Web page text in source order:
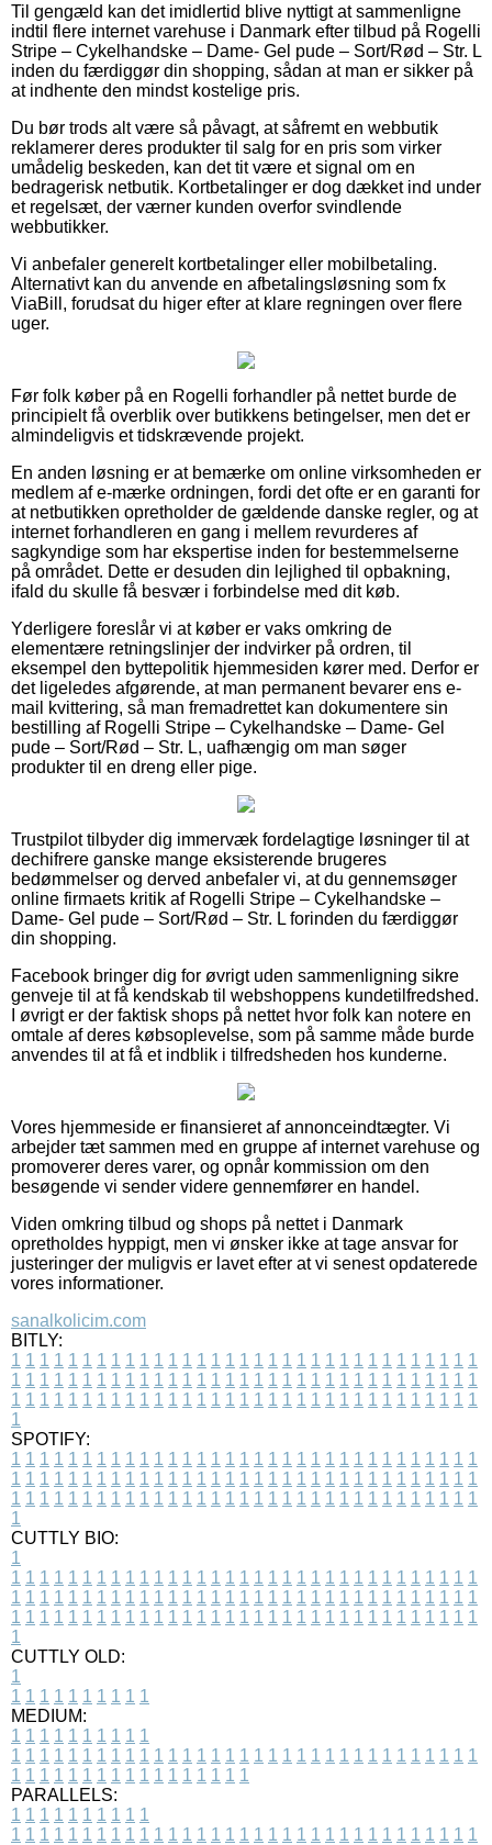
Til gengæld kan det imidlertid blive nyttigt at sammenligne
indtil flere internet varehuse i Danmark efter tilbud på Rogelli
Stripe – Cykelhandske – Dame- Gel pude – Sort/Rød – Str. L
inden du færdiggør din shopping, sådan at man er sikker på
at indhente den mindst kostelige pris.
Du bør trods alt være så påvagt, at såfremt en webbutik
reklamerer deres produkter til salg for en pris som virker
umådelig beskeden, kan det tit være et signal om en
bedragerisk netbutik. Kortbetalinger er dog dækket ind under
et regelsæt, der værner kunden overfor svindlende
webbutikker.
Vi anbefaler generelt kortbetalinger eller mobilbetaling.
Alternativt kan du anvende en afbetalingsløsning som fx
ViaBill, forudsat du higer efter at klare regningen over flere
uger.
Før folk køber på en Rogelli forhandler på nettet burde de
principielt få overblik over butikkens betingelser, men det er
almindeligvis et tidskrævende projekt.
En anden løsning er at bemærke om online virksomheden er
medlem af e-mærke ordningen, fordi det ofte er en garanti for
at netbutikken opretholder de gældende danske regler, og at
internet forhandleren en gang i mellem revurderes af
sagkyndige som har ekspertise inden for bestemmelserne
på området. Dette er desuden din lejlighed til opbakning,
ifald du skulle få besvær i forbindelse med dit køb.
Yderligere foreslår vi at køber er vaks omkring de
elementære retningslinjer der indvirker på ordren, til
eksempel den byttepolitik hjemmesiden kører med. Derfor er
det ligeledes afgørende, at man permanent bevarer ens e-
mail kvittering, så man fremadrettet kan dokumentere sin
bestilling af Rogelli Stripe – Cykelhandske – Dame- Gel
pude – Sort/Rød – Str. L, uafhængig om man søger
produkter til en dreng eller pige.
Trustpilot tilbyder dig immervæk fordelagtige løsninger til at
dechifrere ganske mange eksisterende brugeres
bedømmelser og derved anbefaler vi, at du gennemsøger
online firmaets kritik af Rogelli Stripe – Cykelhandske –
Dame- Gel pude – Sort/Rød – Str. L forinden du færdiggør
din shopping.
Facebook bringer dig for øvrigt uden sammenligning sikre
genveje til at få kendskab til webshoppens kundetilfredshed.
I øvrigt er der faktisk shops på nettet hvor folk kan notere en
omtale af deres købsoplevelse, som på samme måde burde
anvendes til at få et indblik i tilfredsheden hos kunderne.
Vores hjemmeside er finansieret af annonceindtægter. Vi
arbejder tæt sammen med en gruppe af internet varehuse og
promoverer deres varer, og opnår kommission om den
besøgende vi sender videre gennemfører en handel.
Viden omkring tilbud og shops på nettet i Danmark
opretholdes hyppigt, men vi ønsker ikke at tage ansvar for
justeringer der muligvis er lavet efter at vi senest opdaterede
vores informationer.
sanalkolicim.com
BITLY:
1 1 1 1 1 1 1 1 1 1 1 1 1 1 1 1 1 1 1 1 1 1 1 1 1 1 1 1 1 1 1 1 1
1 1 1 1 1 1 1 1 1 1 1 1 1 1 1 1 1 1 1 1 1 1 1 1 1 1 1 1 1 1 1 1 1
1 1 1 1 1 1 1 1 1 1 1 1 1 1 1 1 1 1 1 1 1 1 1 1 1 1 1 1 1 1 1 1 1
1
SPOTIFY:
1 1 1 1 1 1 1 1 1 1 1 1 1 1 1 1 1 1 1 1 1 1 1 1 1 1 1 1 1 1 1 1 1
1 1 1 1 1 1 1 1 1 1 1 1 1 1 1 1 1 1 1 1 1 1 1 1 1 1 1 1 1 1 1 1 1
1 1 1 1 1 1 1 1 1 1 1 1 1 1 1 1 1 1 1 1 1 1 1 1 1 1 1 1 1 1 1 1 1
1
CUTTLY BIO:
1
1 1 1 1 1 1 1 1 1 1 1 1 1 1 1 1 1 1 1 1 1 1 1 1 1 1 1 1 1 1 1 1 1
1 1 1 1 1 1 1 1 1 1 1 1 1 1 1 1 1 1 1 1 1 1 1 1 1 1 1 1 1 1 1 1 1
1 1 1 1 1 1 1 1 1 1 1 1 1 1 1 1 1 1 1 1 1 1 1 1 1 1 1 1 1 1 1 1 1
1
CUTTLY OLD:
1
1 1 1 1 1 1 1 1 1 1
MEDIUM:
1 1 1 1 1 1 1 1 1 1
1 1 1 1 1 1 1 1 1 1 1 1 1 1 1 1 1 1 1 1 1 1 1 1 1 1 1 1 1 1 1 1 1
1 1 1 1 1 1 1 1 1 1 1 1 1 1 1 1 1
PARALLELS:
1 1 1 1 1 1 1 1 1 1
1 1 1 1 1 1 1 1 1 1 1 1 1 1 1 1 1 1 1 1 1 1 1 1 1 1 1 1 1 1 1 1 1